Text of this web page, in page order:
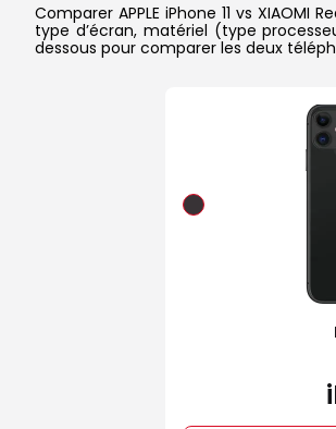
Comparer APPLE iPhone 11 vs
type d’écran, matériel (type
dessous pour comparer les deux